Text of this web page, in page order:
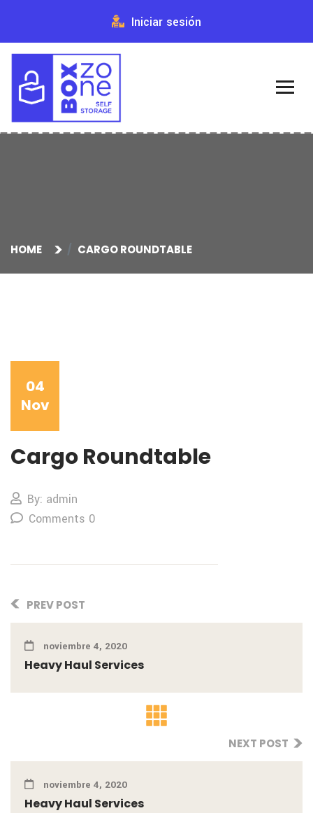
Iniciar sesión
HOME CARGO ROUNDTABLE
04
Nov
Cargo Roundtable
By: admin
Comments 0
PREV POST
noviembre 4, 2020
Heavy Haul Services
NEXT POST
noviembre 4, 2020
Heavy Haul Services